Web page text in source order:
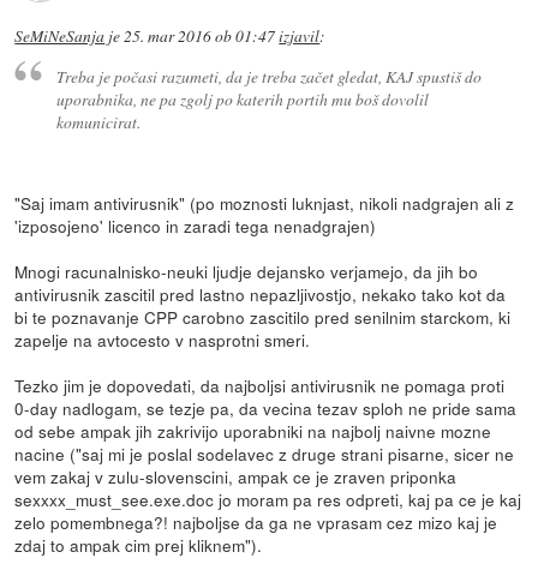
SeMiNeSanja je25. mar 2016 ob 01:47izjavil:
Treba je počasi razumeti, da je treba začet gledat, KAJ spustiš do
uporabnika, ne pa zgolj po katerih portih mu boš dovolil
komunicirat.
"Saj imam antivirusnik" (po moznosti luknjast, nikoli nadgrajen ali z
'izposojeno' licenco in zaradi tega nenadgrajen)
Mnogi racunalnisko-neuki ljudje dejansko verjamejo, da jih bo
antivirusnik zascitil pred lastno nepazljivostjo, nekako tako kot da
bi te poznavanje CPP carobno zascitilo pred senilnim starckom, ki
zapelje na avtocesto v nasprotni smeri.
Tezko jim je dopovedati, da najboljsi antivirusnik ne pomaga proti
0-day nadlogam, se tezje pa, da vecina tezav sploh ne pride sama
od sebe ampak jih zakrivijo uporabniki na najbolj naivne mozne
nacine ("saj mi je poslal sodelavec z druge strani pisarne, sicer ne
vem zakaj v zulu-slovenscini, ampak ce je zraven priponka
sexxxx_must_see.exe.doc jo moram pa res odpreti, kaj pa ce je kaj
zelo pomembnega?! najboljse da ga ne vprasam cez mizo kaj je
zdaj to ampak cim prej kliknem").